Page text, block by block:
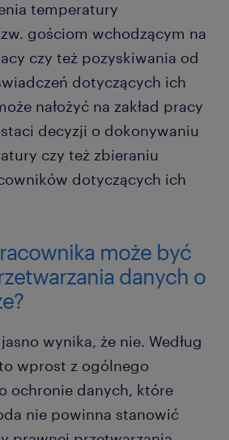
temperatury
gościom wchodzącym na
czy też pozyskiwania od
dotyczących ich
nałożyć na zakład pracy
decyzji o dokonywaniu
czy też zbieraniu
dotyczących ich
może być
danych o
wynika, że nie. Według
wprost z ogólnego
ochronie danych, które
nie powinna stanowić